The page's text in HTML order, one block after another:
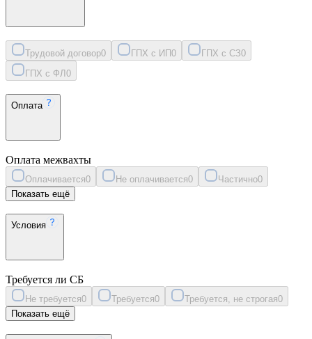
Трудовой договор0 ГПХ с ИП0 ГПХ с СЗ0
ГПХ с ФЛ 0
Оплата
Оплата межвахты
Оплачивается0 Не оплачивается0 Частично0
Показать ещё
Условия
Требуется ли СБ
Не требуется0 Требуется0 Требуется, не строгая0
Показать ещё